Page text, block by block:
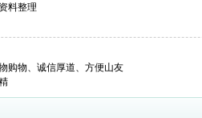
料整理
购物、诚信厚道、方便山友